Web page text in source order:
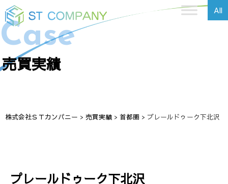
All
Case
売買実績
株式会社ＳＴカンパニー > 売買実績 > 首都圏 > プレールドゥーク下北沢
プレールドゥーク下北沢